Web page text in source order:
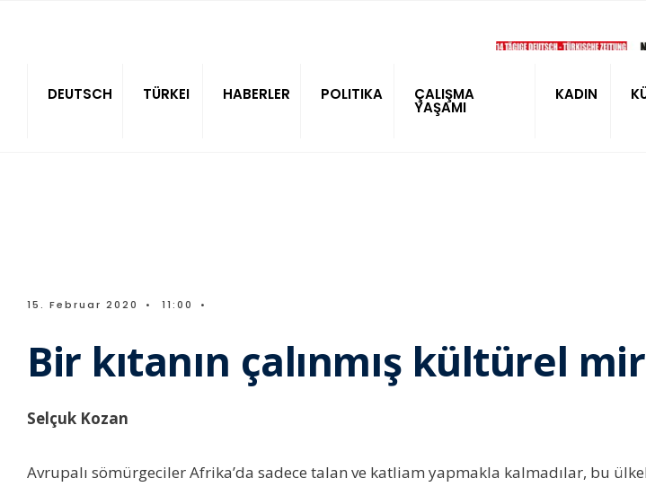
DEUTSCH TÜRKEI HABERLER POLITIKA ÇALIŞMA
YAŞAMI
KADIN
15. Februar 2020 • 11:00 •
Bir kıtanın çalınmış kültürel
Selçuk Kozan
Avrupalı sömürgeciler Afrika’da sadece talan ve katliam yapmakla kalmadılar, bu